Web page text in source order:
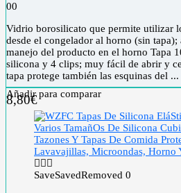
00
Vidrio borosilicato que permite utilizar
desde el congelador al horno (sin
manejo del producto en el horno Tapa
silicona y 4 clips; muy fácil de abrir y
tapa protege también las esquinas del ...
8,80€
Añadir para comparar
SaveSavedRemoved 0